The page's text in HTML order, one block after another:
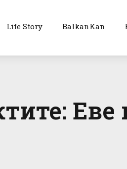
Life Story BalkanKan
Еве